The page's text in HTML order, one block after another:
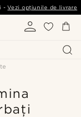
-Vezi opțiunile de livrare